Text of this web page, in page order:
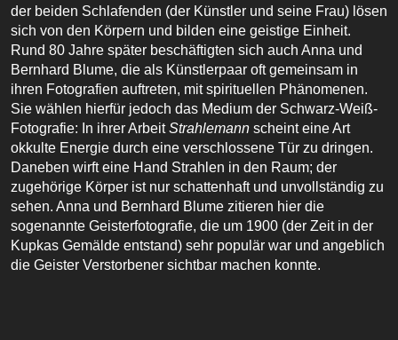
der beiden Schlafenden (der Künstler und seine Frau) lösen
sich von den Körpern und bilden eine geistige Einheit.
Rund 80 Jahre später beschäftigten sich auch Anna und
Bernhard Blume, die als Künstlerpaar oft gemeinsam in
ihren Fotografien auftreten, mit spirituellen Phänomenen.
Sie wählen hierfür jedoch das Medium der Schwarz-Weiß-
Fotografie: In ihrer ArbeitStrahlemann scheint eine Art
okkulte Energie durch eine verschlossene Tür zu dringen.
Daneben wirft eine Hand Strahlen in den Raum; der
zugehörige Körper ist nur schattenhaft und unvollständig zu
sehen. Anna und Bernhard Blume zitieren hier die
sogenannte Geisterfotografie, die um 1900 (der Zeit in der
Kupkas Gemälde entstand) sehr populär war und angeblich
die Geister Verstorbener sichtbar machen konnte.